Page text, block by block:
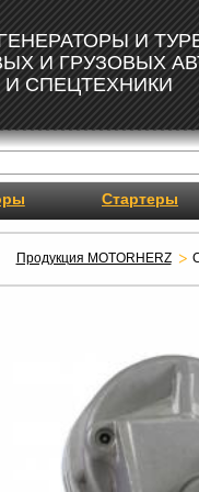
И
И ГРУЗОВЫХ
СПЕЦТЕХНИКИ
Стартеры
Продукция MOTORHERZ